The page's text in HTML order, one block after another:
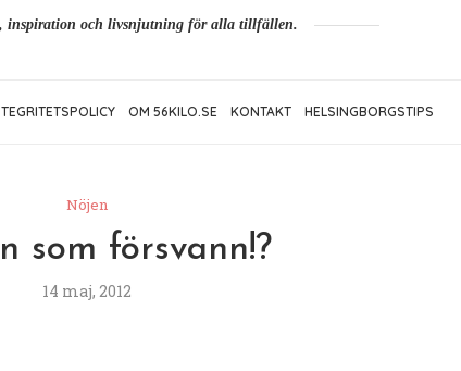
inspiration och livsnjutning för alla tillfällen.
OM 56KILO.SE KONTAKT HELSINGBORGSTIPS
Nöjen
som försvann!?
14 maj, 2012